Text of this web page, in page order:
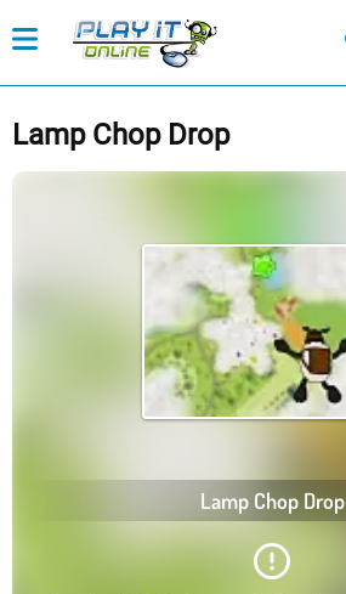
Lamp Chop Drop
Lamp Chop Drop